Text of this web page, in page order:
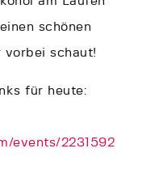
schönen
vorbei schaut!
für heute:
events/2231592